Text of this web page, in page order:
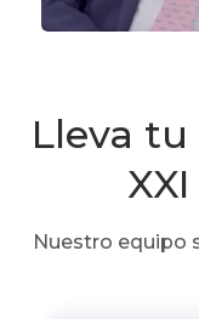
Lleva
Nuestro equipo